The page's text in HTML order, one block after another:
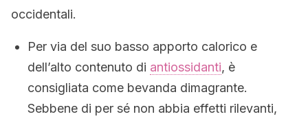
occidentali.
Per via del suo basso apporto calorico e
dell’alto contenuto di antiossidanti, è
consigliata come bevanda dimagrante.
Sebbene di per sé non abbia effetti rilevanti,